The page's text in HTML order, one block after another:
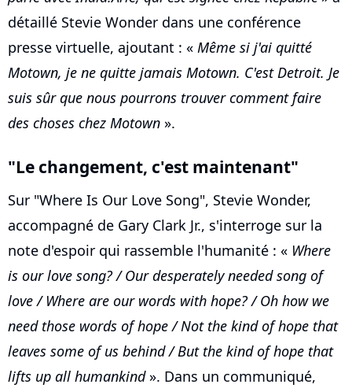
détaillé Stevie Wonder dans une conférence
presse virtuelle, ajoutant : « Même si j'ai quitté
Motown, je ne quitte jamais Motown. C'est Detroit. Je
suis sûr que nous pourrons trouver comment faire
des choses chez Motown ».
"Le changement, c'est maintenant"
Sur "Where Is Our Love Song", Stevie Wonder,
accompagné de Gary Clark Jr., s'interroge sur la
note d'espoir qui rassemble l'humanité : « Where
is our love song? / Our desperately needed song of
love / Where are our words with hope? / Oh how we
need those words of hope / Not the kind of hope that
leaves some of us behind / But the kind of hope that
lifts up all humankind». Dans un communiqué,